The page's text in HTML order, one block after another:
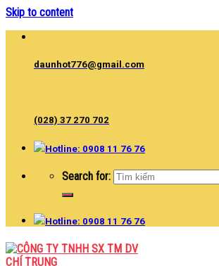
Skip to content
daunhot776@gmail.com
(028) 37 270 702
Hotline: 0908 11 76 76
Search for:
Hotline: 0908 11 76 76